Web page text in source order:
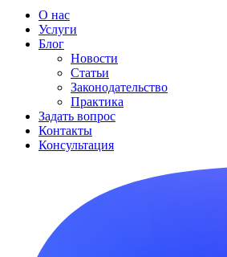
О нас
Услуги
Блог
Новости
Статьи
Законодательство
Практика
Задать вопрос
Контакты
Консультация